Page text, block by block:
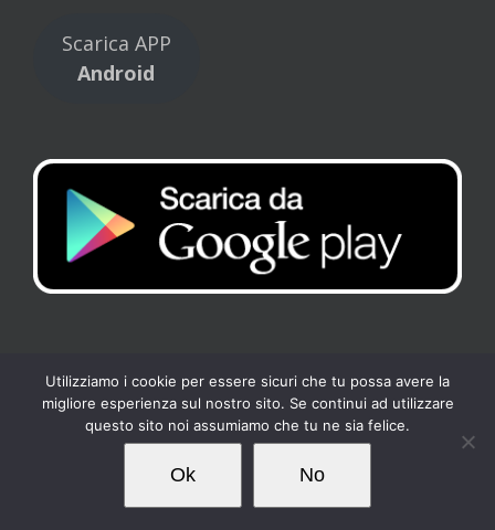
Scarica APP
Android
Copyright 2017 Tennis Club Kipling | All Rights Reserved |Privacy
Cookies| Powered byLoto Servizi
FacebookInstagram
Utilizziamo i cookie per essere sicuri che tu possa avere la
migliore esperienza sul nostro sito. Se continui ad utilizzare
questo sito noi assumiamo che tu ne sia felice.
Ok No